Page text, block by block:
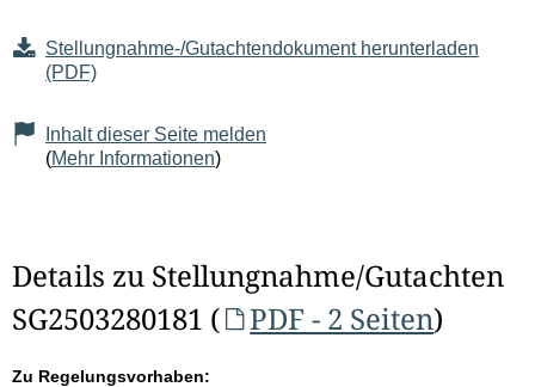
Seiteninhalt
Stellungnahme-/Gutachtendokument herunterladen
(PDF)
Inhalt dieser Seite melden
(Mehr Informationen)
Details zu Stellungnahme/Gutachten
SG2503280181 (
PDF - 2 Seiten)
Zu Regelungsvorhaben: